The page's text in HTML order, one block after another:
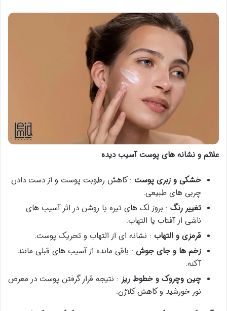
علائم و نشانه های پوست آسیب دیده
خشکی و زبری پوست : کاهش رطوبت پوست و از دست دادن
چربی های طبیعی.
تغییر رنگ : بروز لک های تیره یا روشن در اثر آسیب های
ناشی از آفتاب یا التهاب.
قرمزی و التهاب : نشانه ای از التهاب و تحریک پوست.
زخم ها و جای جوش : باقی مانده از آسیب های قبلی مانند
آکنه.
چین وچروک و خطوط ریز : نتیجه قرار گرفتن پوست در معرض
نور خورشید و کاهش کلاژن.